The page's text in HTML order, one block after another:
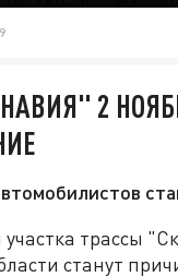
2
трассы
станут